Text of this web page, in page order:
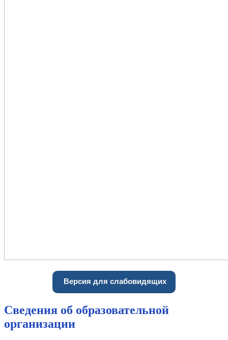
Версия для слабовидящих
Сведения об образовательной
организации